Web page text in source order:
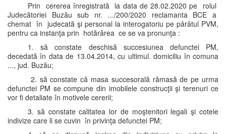
Prin cererea înregistrată la data de 28.02.2020 pe rolul
Judecătoriei Buzău sub nr. .../200/2020 reclamanta BCE a
chemat în judecată şi personal la interogatoriu pe pârâtul PVM,
pentru ca instanţa prin hotărârea ce se va pronunţa :
1. să constate deschisă succesiunea defunctei PM,
decedată în data de 13.04.2014, cu ultimul. domiciliu în comuna
..., jud. Buzău;
2. să constate că masa succesorală rămasă de pe urma
defunctei PM se compune din imobilele construcţii şi terenuri ce
vor fi detaliate în motivele cererii;
3. să constate calitatea lor de moştenitori legali şi cotele
indivize care li se cuvin în privinţa defunctei PM;